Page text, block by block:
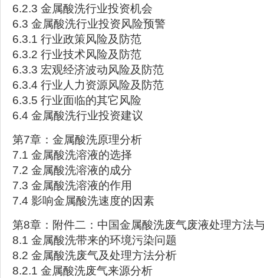
6.2.3 金属酸洗行业投资机会
6.3 金属酸洗行业投资风险预警
6.3.1 行业政策风险及防范
6.3.2 行业技术风险及防范
6.3.3 宏观经济波动风险及防范
6.3.4 行业人力资源风险及防范
6.3.5 行业面临的其它风险
6.4 金属酸洗行业投资建议
第7章：金属酸洗原理分析
7.1 金属酸洗溶液的选择
7.2 金属酸洗溶液的成分
7.3 金属酸洗溶液的作用
7.4 影响金属酸洗速度的因素
第8章：附件二：中国金属酸洗废气废液处理方法
8.1 金属酸洗带来的环境污染问题
8.2 金属酸洗废气及处理方法分析
8.2.1 金属酸洗废气来源分析